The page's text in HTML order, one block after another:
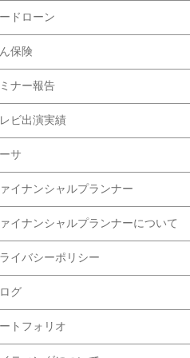
ドローン
保険
ナー報告
ビ出演実績
サ
イナンシャルプランナー
イナンシャルプランナーについて
イバシーポリシー
グ
トフォリオ